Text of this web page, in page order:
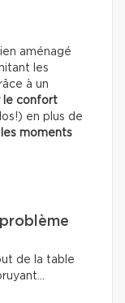
aménagé
les
à un
le confort
en plus de
moments
de la table